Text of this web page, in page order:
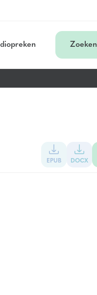
Zoeken
EPUB DOCX